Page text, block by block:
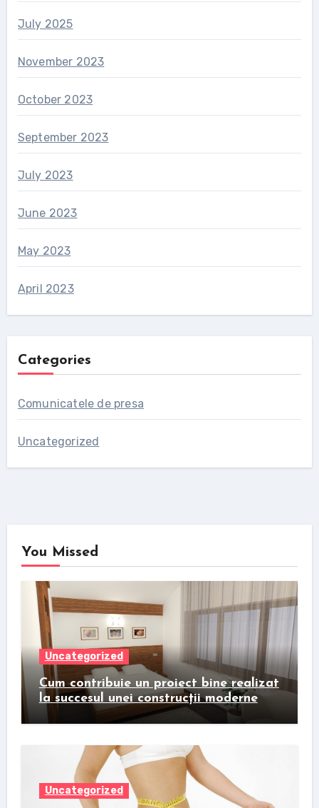
July 2025
November 2023
October 2023
September 2023
July 2023
June 2023
May 2023
April 2023
Categories
Comunicatele de presa
Uncategorized
You Missed
Uncategorized
Cum contribuie un proiect bine realizat
la succesul unei construcții moderne
Uncategorized